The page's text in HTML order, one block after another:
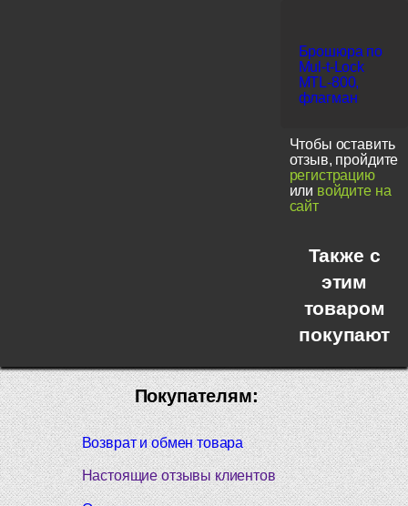
Брошюра по
Mul-t-Lock
MTL-800,
флагман
Чтобы оставить
отзыв, пройдите
регистрацию
или войдите на
сайт
Также с
этим
товаром
покупают
Покупателям:
Возврат и обмен товара
Настоящие отзывы клиентов